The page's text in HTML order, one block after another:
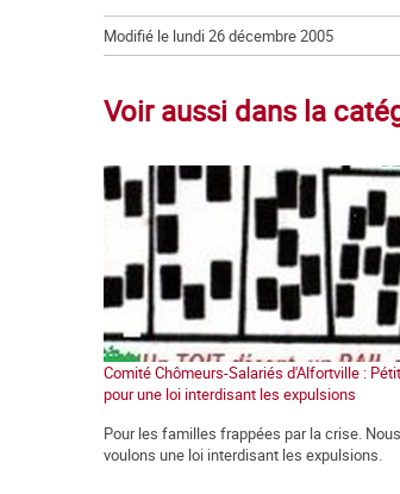
Modifié le lundi 26 décembre 2005
Voir aussi dans la
Comité Chômeurs-Salariés d'Alfortville :
pour une loi interdisant les expulsions
Pour les familles frappées par la crise. Nous
voulons une loi interdisant les expulsions.